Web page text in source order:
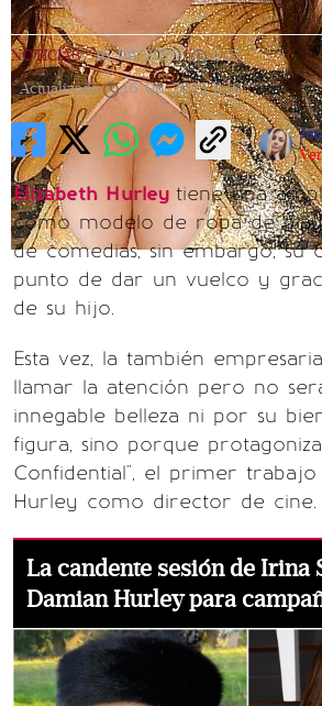
NOTICIAS | 16/06/2023 | 11:15 |
Actualizada
16/06/2023 11:18
Elizabeth Hurley tiene una
como modelo de ropa de
de comedias, sin embargo, su
punto de dar un vuelco y
de su hijo.
Esta vez, la también
llamar la atención pero no
innegable belleza ni por su
figura, sino porque
Confidential", el primer
Hurley como director de cine.
La candente sesión de Irina
Damian Hurley para